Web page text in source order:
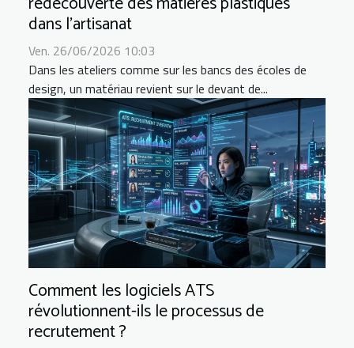
dans l’artisanat
Ven. 26/06/2026 10:03
Dans les ateliers comme sur les bancs des écoles de
design, un matériau revient sur le devant de...
Comment les logiciels ATS
révolutionnent-ils le processus de
recrutement ?